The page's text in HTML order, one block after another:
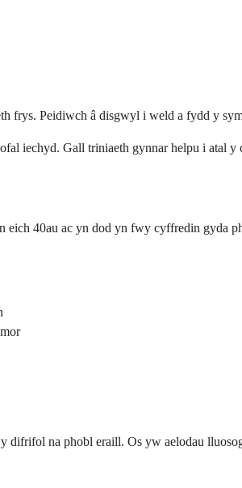
frys. Peidiwch â disgwyl i weld a fydd y
iechyd. Gall triniaeth gynnar helpu i atal
40au ac yn dod yn fwy cyffredin gyda
difrifol na phobl eraill. Os yw aelodau